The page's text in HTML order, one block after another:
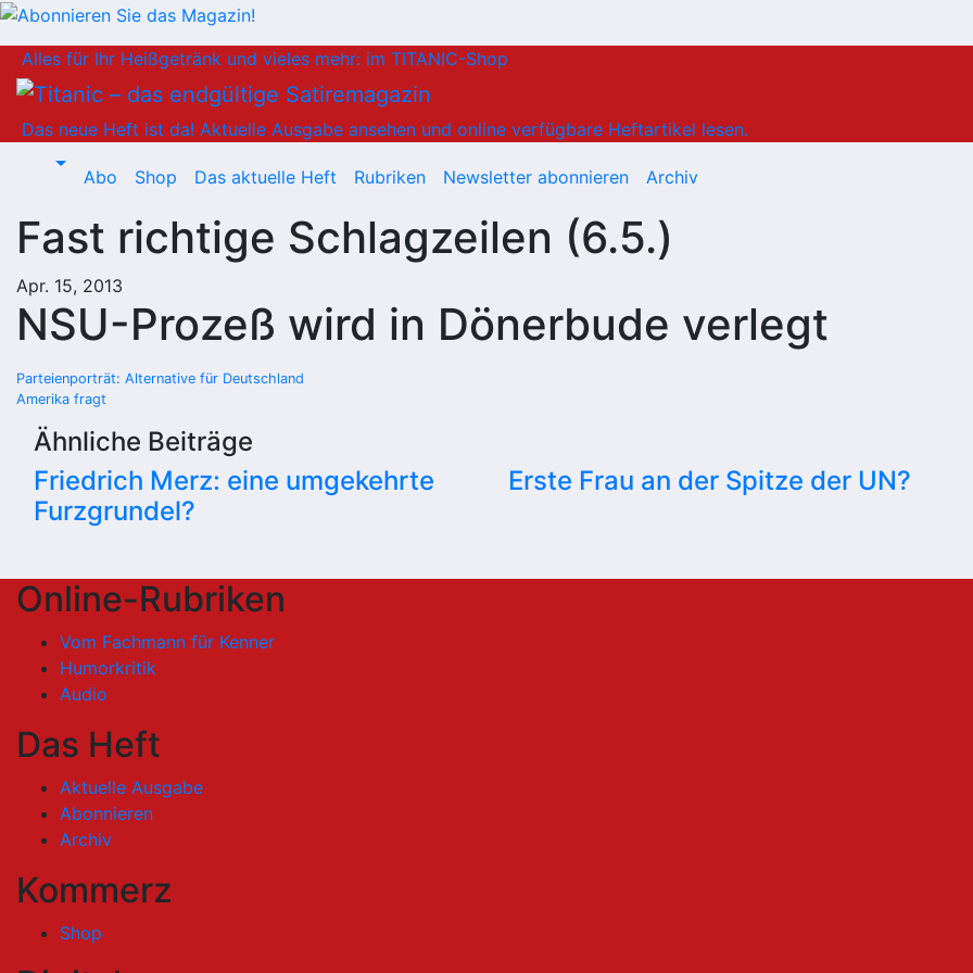
Inhalt
springen
Alles für Ihr Heißgetränk und vieles mehr: im TITANIC-Shop
Das neue Heft ist da! Aktuelle Ausgabe ansehen und online verfügbare Heftartikel lesen.
Abo Shop Das aktuelle Heft Rubriken Newsletter abonnieren Archiv
Fast richtige Schlagzeilen (6.5.)
Apr. 15, 2013
NSU-Prozeß wird in Dönerbude verlegt
Beitragsnavigation
Parteienporträt: Alternative für Deutschland
Amerika fragt
Ähnliche Beiträge
Friedrich Merz: eine umgekehrte
Furzgrundel?
Erste Frau an der Spitze der UN?
Online-Rubriken
Vom Fachmann für Kenner
Humorkritik
Audio
Das Heft
Aktuelle Ausgabe
Abonnieren
Archiv
Kommerz
Shop